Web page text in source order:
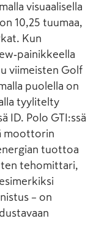
visuaalisella
10,25 tuumaa,
Kun
viimeisten Golf
puolella on
tyylitelty
ID. Polo GTI:ssä
moottorin
tuottoa
tehomittari,
– on